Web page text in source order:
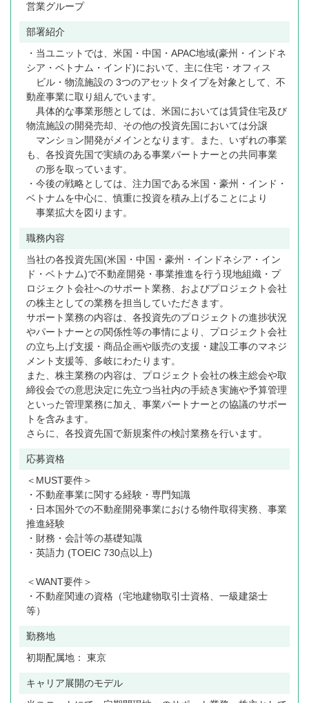
営業グループ
部署紹介
・当ユニットでは、米国・中国・APAC地域(豪州・インドネ
シア・ベトナム・インド)において、主に住宅・オフィス
ビル・物流施設の 3つのアセットタイプを対象として、不
動産事業に取り組んでいます。
具体的な事業形態としては、米国においては賃貸住宅及び
物流施設の開発売却、その他の投資先国においては分譲
マンション開発がメインとなります。また、いずれの事業
も、各投資先国で実績のある事業パートナーとの共同事業
の形を取っています。
・今後の戦略としては、注力国である米国・豪州・インド・
ベトナムを中心に、慎重に投資を積み上げることにより
事業拡大を図ります。
職務内容
当社の各投資先国(米国・中国・豪州・インドネシア・イン
ド・ベトナム)で不動産開発・事業推進を行う現地組織・プ
ロジェクト会社へのサポート業務、およびプロジェクト会社
の株主としての業務を担当していただきます。
サポート業務の内容は、各投資先のプロジェクトの進捗状況
やパートナーとの関係性等の事情により、プロジェクト会社
の立ち上げ支援・商品企画や販売の支援・建設工事のマネジ
メント支援等、多岐にわたります。
また、株主業務の内容は、プロジェクト会社の株主総会や取
締役会での意思決定に先立つ当社内の手続き実施や予算管理
といった管理業務に加え、事業パートナーとの協議のサポー
トを含みます。
さらに、各投資先国で新規案件の検討業務を行います。
応募資格
＜MUST要件＞
・不動産事業に関する経験・専門知識
・日本国外での不動産開発事業における物件取得実務、事業
推進経験
・財務・会計等の基礎知識
・英語力 (TOEIC 730点以上)
＜WANT要件＞
・不動産関連の資格（宅地建物取引士資格、一級建築士
等）
勤務地
初期配属地： 東京
キャリア展開のモデル